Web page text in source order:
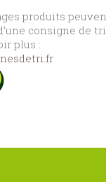
produits
consigne de
plus :